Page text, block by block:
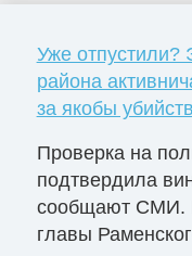
Уже отпустили?
района
за якобы
Проверка на
подтвердила
сообщают СМИ.
главы